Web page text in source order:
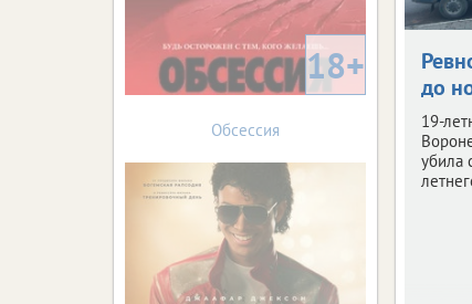
до
19-
убила
18+
Обсессия